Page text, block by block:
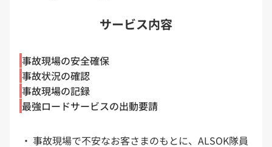
サービス内容
事故現場の安全確保
事故状況の確認
事故現場の記録
最強ロードサービスの出動要請
事故現場で不安なお客さまのもとに、ALSOK隊員